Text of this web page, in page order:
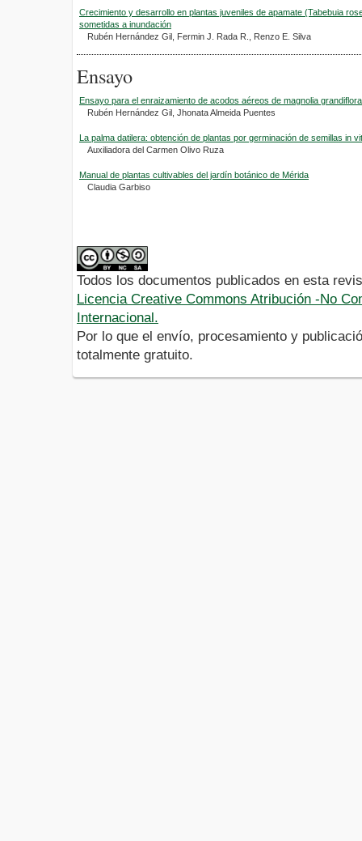
Crecimiento y desarrollo en plantas juveniles de apamate (Tabebuia
sometidas a inundación
Rubén Hernández Gil, Fermin J. Rada R., Renzo E. Silva
Ensayo
Ensayo para el enraizamiento de acodos aéreos de magnolia
Rubén Hernández Gil, Jhonata Almeida Puentes
La palma datilera: obtención de plantas por germinación de semillas in
Auxiliadora del Carmen Olivo Ruza
Manual de plantas cultivables del jardín botánico de Mérida
Claudia Garbiso
Todos los documentos publicados en esta
Licencia Creative Commons Atribución -No
Internacional.
Por lo que el envío, procesamiento y
totalmente gratuito.